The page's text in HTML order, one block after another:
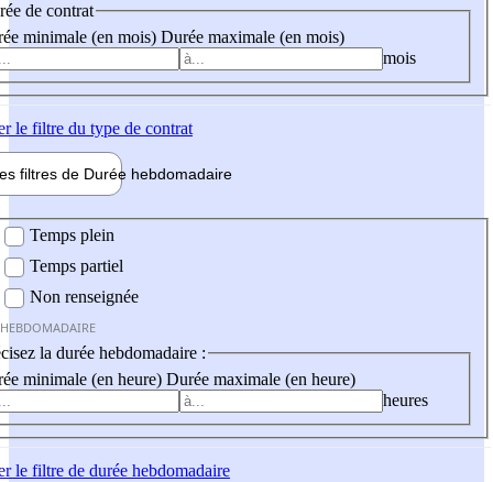
de contrat
minimale (en mois) Durée maximale (en mois)
mois
le filtre du type de contrat
filtres de Durée hebdomadaire
Temps plein
Temps partiel
Non renseignée
la durée hebdomadaire :
minimale (en heure) Durée maximale (en heure)
heures
le filtre de durée hebdomadaire